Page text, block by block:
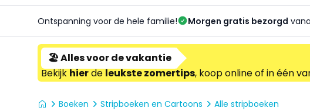
Ontspanning voor de hele familie! Morgen gratis bezorgd
🏖️ Alles voor de vakantie
Bekijkhierdeleukste zomertips, koop online of in één
Boeken Stripboeken en Cartoons Alle stripboeken